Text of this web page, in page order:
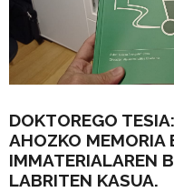
DOKTOREGO
AHOZKO MEMORIA
IMMATERIALAREN
LABRITEN KASUA.